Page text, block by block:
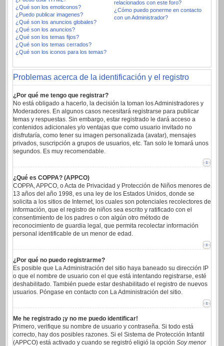
¿Qué son los emoticonos?
¿Puedo publicar imagenes?
¿Qué son los anuncios globales?
¿Qué son los anuncios?
¿Qué son los temas fijos?
¿Qué son los temas cerrados?
¿Qué son los iconos para los temas?
relacionados con este foro?
¿Cómo puedo ponerme en contacto
con un Administrador?
Problemas acerca de la identificación y el registro
¿Por qué me tengo que registrar?
No está obligado a hacerlo, la decisión la toman los Administradores y
Moderadores. En algunos casos necesitará registrarse para publicar
temas y respuestas. Sin embargo, estar registrado le dará acceso a
contenidos adicionales y/o ventajas que como usuario invitado no
disfrutaría, como tener su imagen personalizada (avatar), mensajes
privados, suscripción a grupos de usuarios, etc. Tan solo le tomará unos
segundos. Es muy recomendable.
¿Qué es COPPA? (APPCO)
COPPA, APPCO, o Acta de Privacidad y Protección de Niños menores de
13 años del año 1998, es una ley de los Estados Unidos, donde se
solicita a los sitios de Internet, los cuales son potenciales recolectores de
información, que el registro de niños sea escrito y ratificado con el
consentimiento de los padres o con algún otro método de
reconocimiento de guardia legal, que permita recolectar información
personal identificable de un menor de edad.
¿Por qué no puedo registrarme?
Es posible que La Administración del sitio haya baneado su dirección IP
o que el nombre de usuario con el que está intentando registrarse, esté
deshabilitado. También puede estar deshabilitado el registro de nuevos
usuarios. Póngase en contacto con La Administración del sitio.
Me he registrado ¡y no me puedo identificar!
Primero, verifique su nombre de usuario y contraseña. Si todo está
correcto, hay dos posibles razones. Si el Sistema de Protección Infantil
(APPCO) está activado y cuando se registró eligió la opción Soy menor